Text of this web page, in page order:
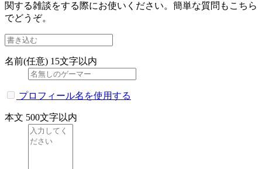
関する雑談をする際にお使いください。簡単な質問もこちら
でどうぞ。
名前(任意) 15文字以内
プロフィール名を使用する
本文 500文字以内